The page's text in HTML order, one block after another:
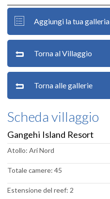
Aggiungi la tua galleria
Torna al Villaggio
Torna alle gallerie
Scheda villaggio
Gangehi Island Resort
Atollo: Ari Nord
Totale camere: 45
Estensione del reef: 2